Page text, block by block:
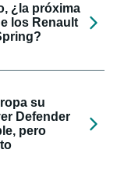
¿la próxima
los Renault
su
Defender
pero